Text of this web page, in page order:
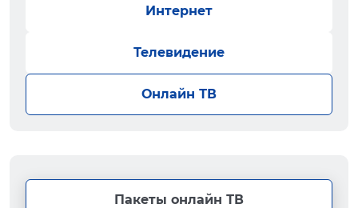
Интернет
Телевидение
Онлайн ТВ
Пакеты онлайн ТВ